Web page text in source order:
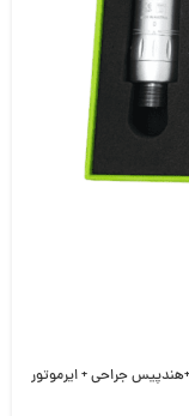
ست 4 عددی W&H مدل Synea (سینوا) | توربین 5 LED +هندپیس جراحی + ایرموتور